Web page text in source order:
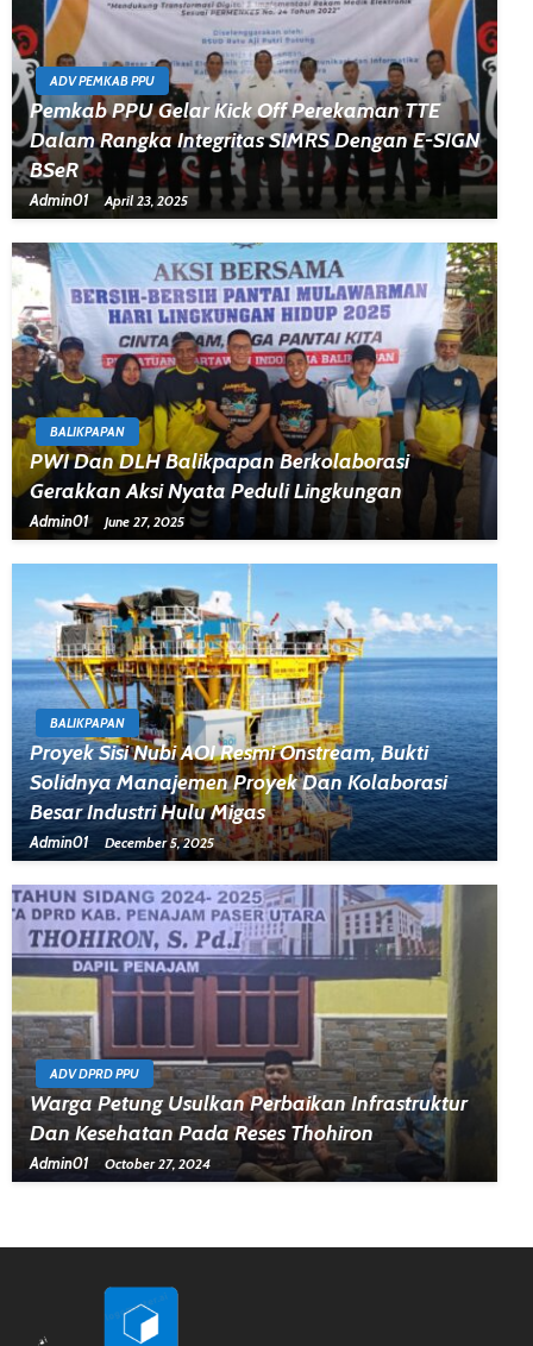
ADV PEMKAB PPU
Pemkab PPU Gelar Kick Off Perekaman TTE
Dalam Rangka Integritas SIMRS Dengan E-SIGN
BSeR
Admin01 April 23, 2025
BALIKPAPAN
PWI Dan DLH Balikpapan Berkolaborasi
Gerakkan Aksi Nyata Peduli Lingkungan
Admin01 June 27, 2025
BALIKPAPAN
Proyek Sisi Nubi AOI Resmi Onstream, Bukti
Solidnya Manajemen Proyek Dan Kolaborasi
Besar Industri Hulu Migas
Admin01 December 5, 2025
ADV DPRD PPU
Warga Petung Usulkan Perbaikan Infrastruktur
Dan Kesehatan Pada Reses Thohiron
Admin01 October 27, 2024